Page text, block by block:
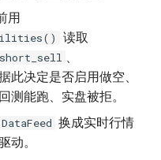
用
读取
、
此决定是否启用做空、
测能跑、实盘被拒。
DataFeed 换成实时行情
动。